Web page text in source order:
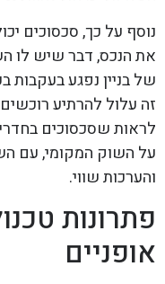
נוסף על כך, סכסוכים
את הנכס, דבר שיש לו
של בניין נפגע בעקבות
זה עלול להרתיע
לראות שסכסוכים
על השוק המקומי, עם
והערכות שווי.
פתרונות
אופניים